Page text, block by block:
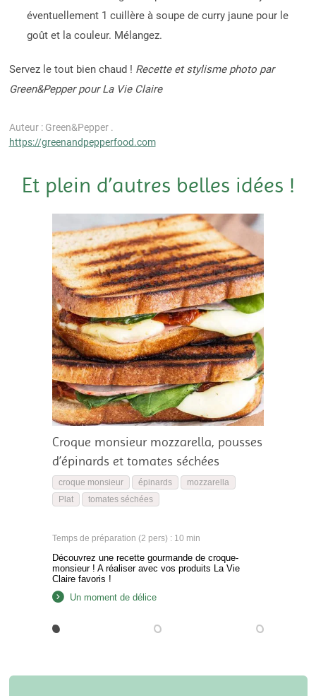
éventuellement 1 cuillère à soupe de curry jaune pour le
goût et la couleur. Mélangez.
Servez le tout bien chaud ! Recette et stylisme photo par
Green&Pepper pour La Vie Claire
Auteur : Green&Pepper .
https://greenandpepperfood.com
Et plein d’autres belles idées !
Croque monsieur mozzarella, pousses
d’épinards et tomates séchées
croque monsieur épinards
mozzarella
Plat
tomates séchées
Temps de préparation (2 pers) : 10 min
Découvrez une recette gourmande de croque-
monsieur ! A réaliser avec vos produits La Vie
Claire favoris !
Un moment de délice